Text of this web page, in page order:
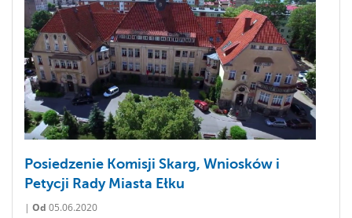
Posiedzenie Komisji Skarg, Wniosków i
Petycji Rady Miasta Ełku
| Od 05.06.2020